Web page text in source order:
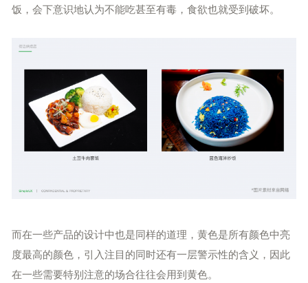
饭，会下意识地认为不能吃甚至有毒，食欲也就受到破坏。
而在一些产品的设计中也是同样的道理，黄色是所有颜色中亮
度最高的颜色，引入注目的同时还有一层警示性的含义，因此
在一些需要特别注意的场合往往会用到黄色。